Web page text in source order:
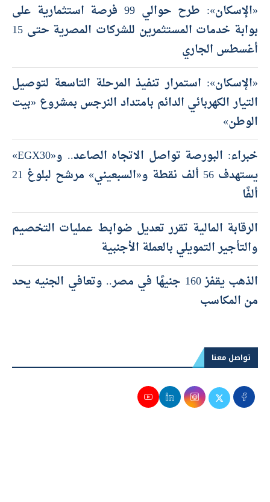
«الإسكان»: طرح حوالي 99 فرصة استثمارية على
بوابة خدمات المستثمرين للشركات المصرية حتى 15
أغسطس الجاري
«الإسكان»: استمرار تنفيذ المرحلة التاسعة لتوصيل
التيار الكهربائي الدائم بامتداد النرجس بمشروع «بيت
الوطن»
خبراء: البورصة تواصل الاتجاه الصاعد.. و«EGX30»
يستهدف 56 ألف نقطة و«السبعيني» مرشح لبلوغ 21
ألفًا
الرقابة المالية تقرر تعديل ضوابط عمليات التخصيم
والتأجير التمويلي بالعملة الأجنبية
الذهب يقفز 160 جنيهًا في مصر.. وتعافي الجنيه يحد
من المكاسب
تواصل معنا